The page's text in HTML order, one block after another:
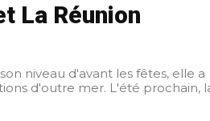
La Réunion
niveau d'avant les fêtes, elle a
d'outre mer. L'été prochain,